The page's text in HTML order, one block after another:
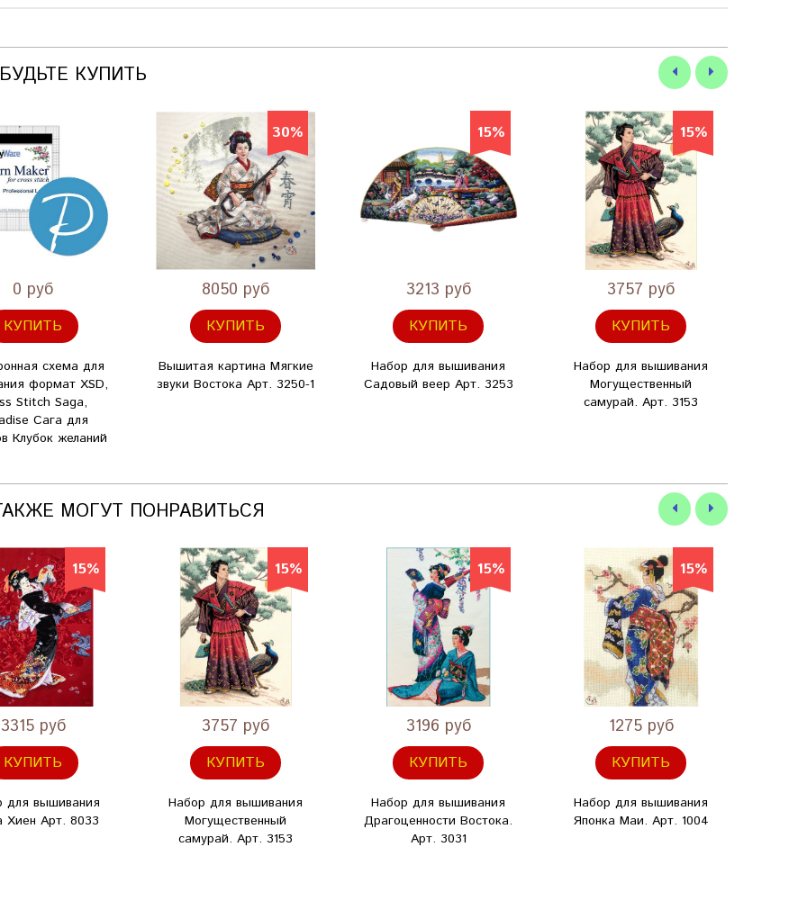
КУПИТЬ
0 руб
КУПИТЬ
схема для
формат XSD,
Stitch Saga,
Сага для
Клубок желаний
30%
8050 руб
КУПИТЬ
Вышитая картина Мягкие
звуки Востока Арт. 3250-1
15%
3213 руб
КУПИТЬ
Набор для вышивания
Садовый веер Арт. 3253
15%
3757 руб
КУПИТЬ
Набор для вышивания
Могущественный
самурай. Арт. 3153
МОГУТ ПОНРАВИТЬСЯ
15%
3315 руб
КУПИТЬ
для вышивания
Хиен Арт. 8033
15%
3757 руб
КУПИТЬ
Набор для вышивания
Могущественный
самурай. Арт. 3153
15%
3196 руб
КУПИТЬ
Набор для вышивания
Драгоценности Востока.
Арт. 3031
15%
1275 руб
КУПИТЬ
Набор для вышивания
Японка Маи. Арт. 1004